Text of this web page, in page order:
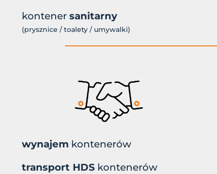
kontener sanitarny
(prysznice / toalety / umywalki)
wynajem kontenerów
transport HDSkontenerów